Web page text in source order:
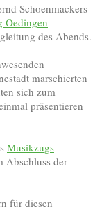
Schoenmackers
Oedingen
des Abends.
marschierten
sich zum
präsentieren
Musikzugs
Abschluss der
für diesen